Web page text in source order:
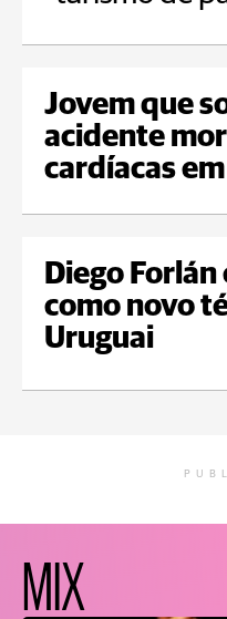
Jovem que
acidente
cardíacas
Diego
como novo
Uruguai
MIX